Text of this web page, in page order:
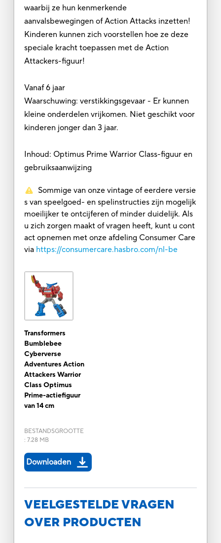
waarbij ze hun kenmerkende
aanvalsbewegingen of Action Attacks inzetten!
Kinderen kunnen zich voorstellen hoe ze deze
speciale kracht toepassen met de Action
Attackers-figuur!
Vanaf 6 jaar
Waarschuwing: verstikkingsgevaar - Er kunnen
kleine onderdelen vrijkomen. Niet geschikt voor
kinderen jonger dan 3 jaar.
Inhoud: Optimus Prime Warrior Class-figuur en
gebruiksaanwijzing
Sommige van onze vintage of eerdere versie
s van speelgoed- en spelinstructies zijn mogelijk
moeilijker te ontcijferen of minder duidelijk. Als
u zich zorgen maakt of vragen heeft, kunt u cont
act opnemen met onze afdeling Consumer Care
via https://consumercare.hasbro.com/nl-be
Transformers
Bumblebee
Cyberverse
Adventures Action
Attackers Warrior
Class Optimus
Prime-actiefiguur
van 14 cm
BESTANDSGROOTTE
: 7.28 MB
Downloaden
VEELGESTELDE VRAGEN
OVER PRODUCTEN